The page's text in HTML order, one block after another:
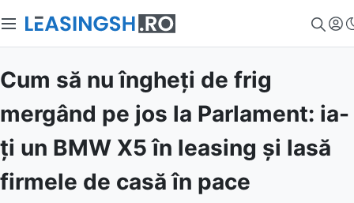
Cum să nu îngheți de frig
mergând pe jos la Parlament: ia-
ți un BMW X5 în leasing și lasă
firmele de casă în pace